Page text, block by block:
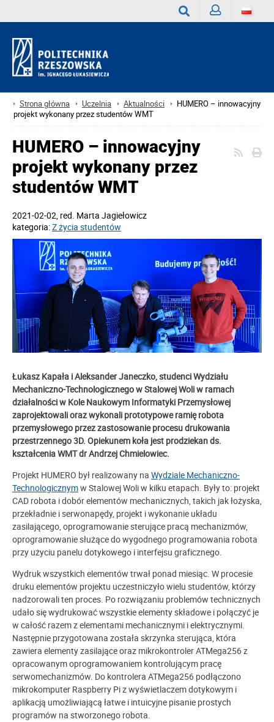
Strona główna Uczelnia Aktualności
HUMERO – innowacyjny
projekt wykonany przez studentów WMT
HUMERO – innowacyjny
projekt wykonany przez
studentów WMT
2021-02-02, red. Marta Jagiełowicz
kategoria:Z życia studentów
Łukasz Kapała i Aleksander Janeczko, studenci Wydziału
Mechaniczno-Technologicznego w Stalowej Woli w ramach
działalności w Kole Naukowym Informatyki Przemysłowej
zaprojektowali oraz wykonali prototypowe ramię robota
przemysłowego przez zastosowanie procesu drukowania
przestrzennego 3D. Opiekunem koła jest prodziekan ds.
kształcenia WMT dr Andrzej Chmielowiec.
Projekt HUMERO był realizowany na Wydziale Mechaniczno-
Technologicznymw Stalowej Woli w kilku etapach. Były to: projekt
CAD robota i dobór elementów mechanicznych, takich jak łożyska,
przekładnie i serwonapędy, projekt i wykonanie układu
zasilającego, oprogramowanie sterujące pracą mechanizmów,
oprogramowanie służące do wygodnego programowania robota
przy użyciu panelu dotykowego i interfejsu graficznego.
Wydruk wszystkich elementów trwał ponad miesiąc. W procesie
druku elementów projektu uczestniczyło wielu studentów, którzy
nadzorowali ten proces. Po rozwiązaniu problemów technicznych
udało się wydrukować wszystkie elementy składowe i połączyć je
w całość razem z elementami mechanicznymi i elektrycznymi.
Następnie przygotowana została skrzynka sterująca, która
zawiera elementy zasilające oraz mikrokontroler ATMega256 z
opracowanym oprogramowaniem kontrolującym pracę
serwomechanizmów. Do kontrolera ATMega256 podłączono
mikrokomputer Raspberry Pi z wyświetlaczem dotykowym i
aplikacją umożliwiającą łatwe i intuicyjne pisanie prostych
programów na stworzonego robota.